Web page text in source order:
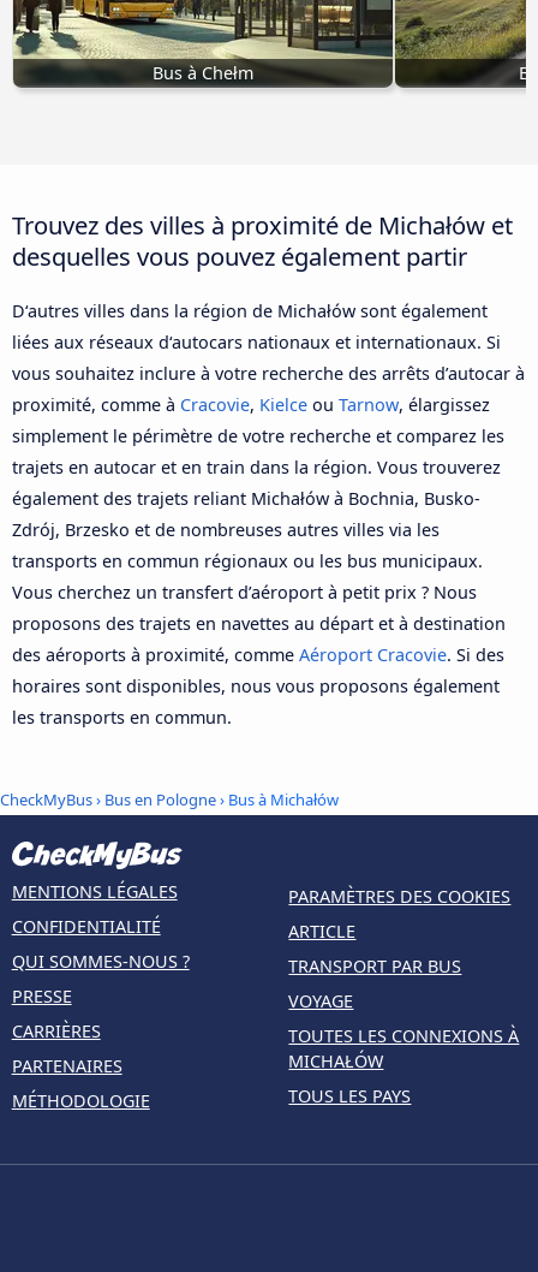
Bus à Chełm
Trouvez des villes à proximité de Michałów et
desquelles vous pouvez également partir
D‘autres villes dans la région de Michałów sont également
liées aux réseaux d‘autocars nationaux et internationaux. Si
vous souhaitez inclure à votre recherche des arrêts d’autocar à
proximité, comme à Cracovie, Kielce ou Tarnow, élargissez
simplement le périmètre de votre recherche et comparez les
trajets en autocar et en train dans la région. Vous trouverez
également des trajets reliant Michałów à Bochnia, Busko-
Zdrój, Brzesko et de nombreuses autres villes via les
transports en commun régionaux ou les bus municipaux.
Vous cherchez un transfert d’aéroport à petit prix ? Nous
proposons des trajets en navettes au départ et à destination
des aéroports à proximité, comme Aéroport Cracovie. Si des
horaires sont disponibles, nous vous proposons également
les transports en commun.
CheckMyBus› Bus en Pologne› Bus à Michałów
MENTIONS LÉGALES
CONFIDENTIALITÉ
QUI SOMMES-NOUS ?
PRESSE
CARRIÈRES
PARTENAIRES
MÉTHODOLOGIE
PARAMÈTRES DES COOKIES
ARTICLE
TRANSPORT PAR BUS
VOYAGE
TOUTES LES CONNEXIONS À
MICHAŁÓW
TOUS LES PAYS